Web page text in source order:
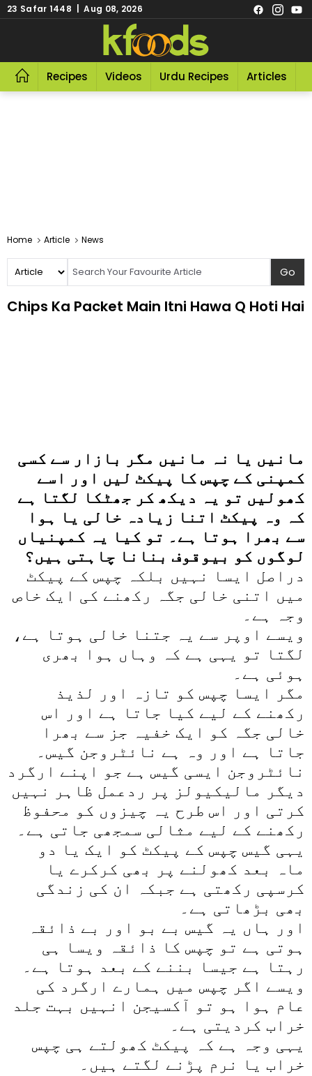
23 Safar 1448 | Aug 08, 2026
Recipes Videos Urdu Recipes Articles
Home Article News
Chips Ka Packet Main Itni Hawa Q Hoti Hai
مانیں یا نہ مانیں مگر بازار سے کسی
کمپنی کے چپس کا پیکٹ لیں اور اسے
کھولیں تو یہ دیکھ کر جھٹکا لگتا ہے
کہ وہ پیکٹ اتنا زیادہ خالی یا ہوا
سے بھرا ہوتا ہے۔ تو کیا یہ کمپنیاں
لوگوں کو بیوقوف بنانا چاہتی ہیں؟
دراصل ایسا نہیں بلکہ چپس کے پیکٹ
میں اتنی خالی جگہ رکھنے کی ایک خاص
وجہ ہے۔
ویسے اوپر سے یہ جتنا خالی ہوتا ہے،
لگتا تو یہی ہے کہ وہاں ہوا بھری
ہوئی ہے۔
مگر ایسا چپس کو تازہ اور لذیذ
رکھنے کے لیے کیا جاتا ہے اور اس
خالی جگہ کو ایک خفیہ جز سے بھرا
جاتا ہے اور وہ ہے نائٹروجن گیس۔
نائٹروجن ایسی گیس ہے جو اپنے ارگرد
دیگر مالیکیولز پر ردعمل ظاہر نہیں
کرتی اور اس طرح یہ چیزوں کو محفوظ
رکھنے کے لیے مثالی سمجھی جاتی ہے۔
یہی گیس چپس کے پیکٹ کو ایک یا دو
ماہ بعد کھولنے پر بھی کرکرے یا
کرسپی رکھتی ہے جبکہ ان کی زندگی
بھی بڑھاتی ہے۔
اور ہاں یہ گیس بے بو اور بے ذائقہ
ہوتی ہے تو چپس کا ذائقہ ویسا ہی
رہتا ہے جیسا بننے کے بعد ہوتا ہے۔
ویسے اگر چپس میں ہمارے ارگرد کی
عام ہوا ہو تو آکسیجن انہیں بہت جلد
خراب کردیتی ہے۔
یہی وجہ ہے کہ پیکٹ کھولتے ہی چپس
خراب یا نرم پڑنے لگتے ہیں۔